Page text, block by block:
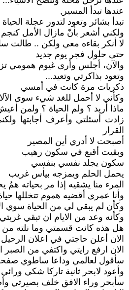
عندها تبدأ المسير,
تبدأ بشائر وتعود لتدور عجلة
ولكني أشعر بأنّ مازال الأمل
لا أنكر بقاءه معي ولكن .. طالت
حتى حلول فجر يوم جديد
والآن، أجلس وأرى غيوم همومي
وتعود بذاكرتي وتعيد...
ذكريات مرة كانت في أمسي
وكأني لا أحمل للغد شيء سوى
ماذا أريد ؟ ولم الحياة ؟ ولمن
زادت أسئلتي وأعرف أجابتها
القرار
أصبحت لا أدري أين المصير
وبقيت أقبع في سكون رهيب
سكون يجلد نفسي بنفسي
يحمل الحلم ويمزجه بيأس غريب
المرء منا يشقيه إذا مر بحياته همٌ
وأنا عمري أقضيه هموم تتخللها
وكأن لم يبقي لي من الحياة سوي
وكأنه وعد من الايام ان تبقي
هل هذه كانت قسمتي وما نلته من
الان أعلن حاجتي في اعلان الرحيل
الان ارفع رايتي واكتفي من الصبر
سأقول لعالمي وداعا ساطوي
وأعود لابحر ثانية تاركا شكي
سأبحر وراء الافق خلف بصيرتي